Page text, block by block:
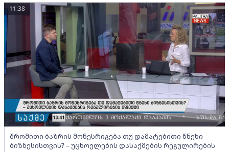
შრომითი ბაზრის მოწესრიგება თუ დამატებითი წნეხი
ბიზნესისთვის? – უცხოელების დასაქმების რეგულირების
11:38